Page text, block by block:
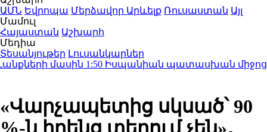
ԱՄՆ Եվրոպա Մերձավոր Արևելք Ռուսաստան Այլ
Մամուլ
Հայաստան Աշխարհ
Մեդիա
Տեսանյութեր Լուսանկարներ
մասին1:50Իսպանիան պատասխան միջոցներ
«Վարչապետից սկսած՝ 90